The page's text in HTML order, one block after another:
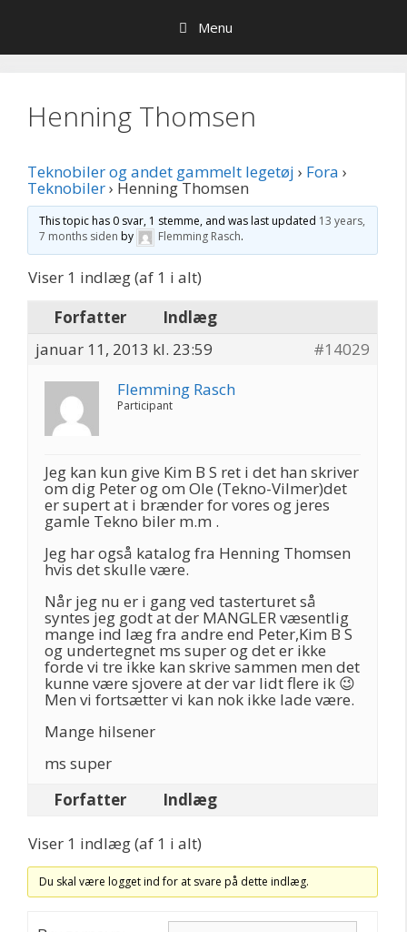
indhold
Menu
Henning Thomsen
Teknobiler og andet gammelt legetøj › Fora ›
Teknobiler› Henning Thomsen
This topic has 0 svar, 1 stemme, and was last updated 13 years,
7 months siden by Flemming Rasch.
Viser 1 indlæg (af 1 i alt)
Forfatter
Indlæg
januar 11, 2013 kl. 23:59
#14029
Flemming Rasch
Participant
Jeg kan kun give Kim B S ret i det han skriver
om dig Peter og om Ole (Tekno-Vilmer)det
er supert at i brænder for vores og jeres
gamle Tekno biler m.m .
Jeg har også katalog fra Henning Thomsen
hvis det skulle være.
Når jeg nu er i gang ved tasterturet så
syntes jeg godt at der MANGLER væsentlig
mange ind læg fra andre end Peter,Kim B S
og undertegnet ms super og det er ikke
forde vi tre ikke kan skrive sammen men det
kunne være sjovere at der var lidt flere ik 😉
Men vi fortsætter vi kan nok ikke lade være.
Mange hilsener
ms super
Forfatter
Indlæg
Viser 1 indlæg (af 1 i alt)
Du skal være logget ind for at svare på dette indlæg.